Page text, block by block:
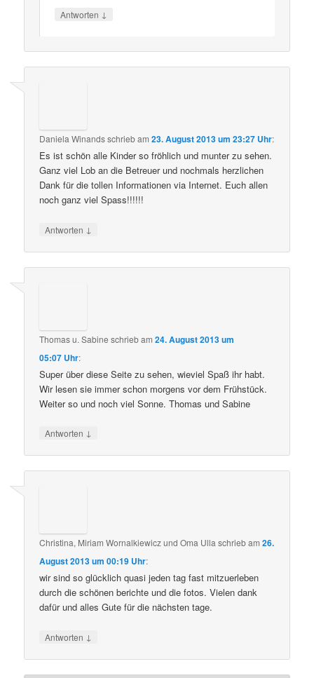
Antworten ↓
Daniela Winandsschriebam23. August 2013 um 23:27 Uhr:
Es ist schön alle Kinder so fröhlich und munter zu sehen.
Ganz viel Lob an die Betreuer und nochmals herzlichen
Dank für die tollen Informationen via Internet. Euch allen
noch ganz viel Spass!!!!!!
Antworten ↓
Thomas u. Sabine schriebam24. August 2013 um
05:07 Uhr:
Super über diese Seite zu sehen, wieviel Spaß ihr habt.
Wir lesen sie immer schon morgens vor dem Frühstück.
Weiter so und noch viel Sonne. Thomas und Sabine
Antworten ↓
Christina, Miriam Wornalkiewicz und Oma Ullaschriebam26.
August 2013 um 00:19 Uhr:
wir sind so glücklich quasi jeden tag fast mitzuerleben
durch die schönen berichte und die fotos. Vielen dank
dafür und alles Gute für die nächsten tage.
Antworten ↓